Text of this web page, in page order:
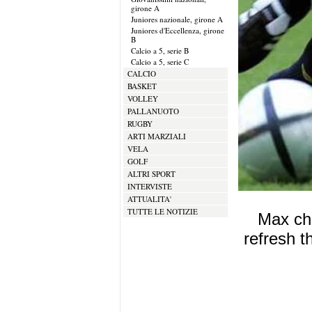
girone A
Juniores nazionale, girone A
Juniores d'Eccellenza, girone
B
Calcio a 5, serie B
Calcio a 5, serie C
CALCIO
BASKET
VOLLEY
PALLANUOTO
RUGBY
ARTI MARZIALI
VELA
GOLF
ALTRI SPORT
INTERVISTE
ATTUALITA'
TUTTE LE NOTIZIE